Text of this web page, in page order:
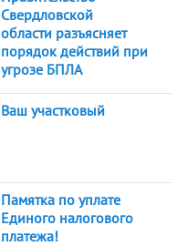
Свердловской
области разъясняет
порядок действий при
угрозе БПЛА
Ваш участковый
Памятка по уплате
Единого налогового
платежа!